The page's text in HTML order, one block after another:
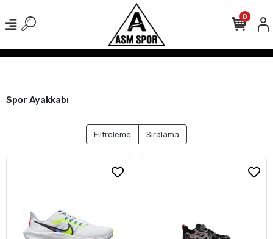
Kargo Ücretsiz! 500 TL Üzeri Tüm Alışverişlerinizde
0
Spor Ayakkabı
Filtreleme Sıralama